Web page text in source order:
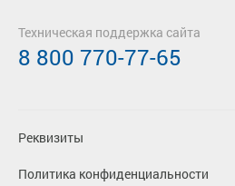
Реквизиты
Политика конфиденциальности
Техническая поддержка сайта
8 800 770-77-65